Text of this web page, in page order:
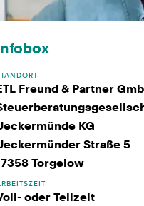
Freund & Partner
KG
Straße 5
Torgelow
oder Teilzeit